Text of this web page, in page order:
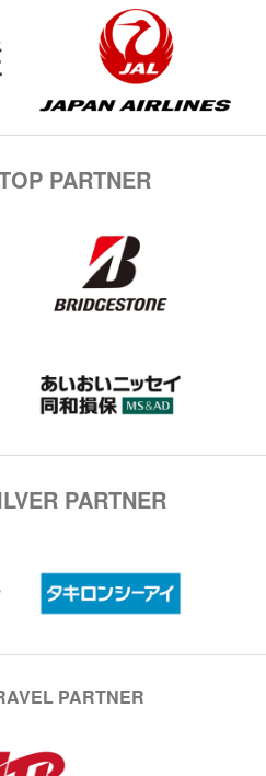
PARTNER
PARTNER
PARTNER